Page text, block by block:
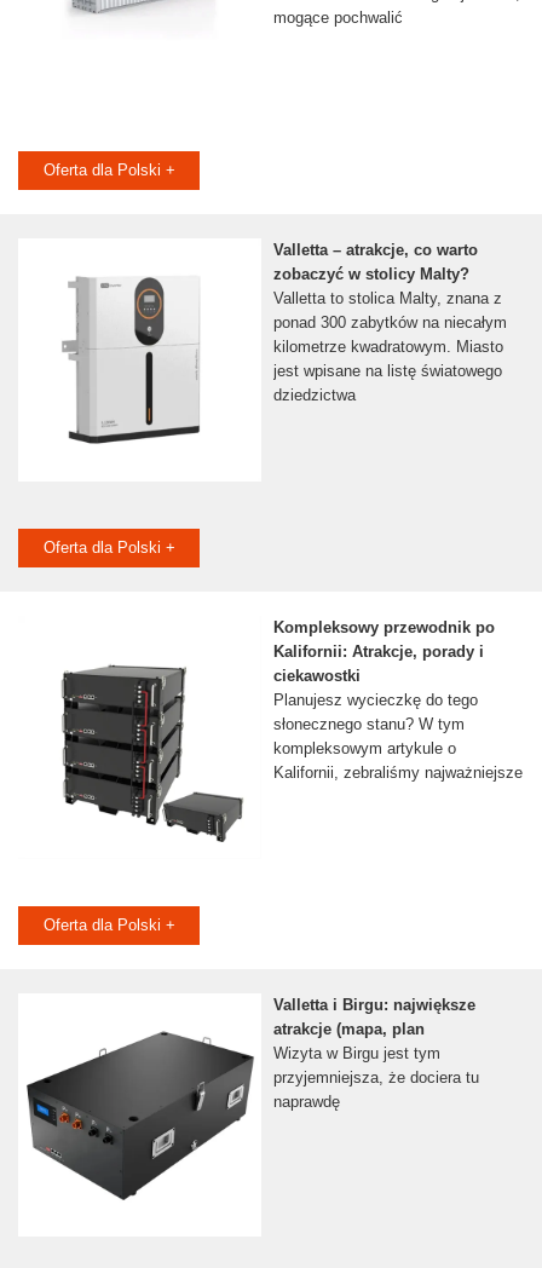
mogące pochwalić
Oferta dla Polski +
Valletta – atrakcje, co warto
zobaczyć w stolicy Malty?
Valletta to stolica Malty, znana z
ponad 300 zabytków na niecałym
kilometrze kwadratowym. Miasto
jest wpisane na listę światowego
dziedzictwa
Oferta dla Polski +
Kompleksowy przewodnik po
Kalifornii: Atrakcje, porady i
ciekawostki
Planujesz wycieczkę do tego
słonecznego stanu? W tym
kompleksowym artykule o
Kalifornii, zebraliśmy najważniejsze
Oferta dla Polski +
Valletta i Birgu: największe
atrakcje (mapa, plan
Wizyta w Birgu jest tym
przyjemniejsza, że dociera tu
naprawdę